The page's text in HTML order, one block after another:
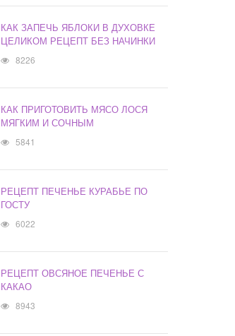
КАК ЗАПЕЧЬ ЯБЛОКИ В ДУХОВКЕ
ЦЕЛИКОМ РЕЦЕПТ БЕЗ НАЧИНКИ
8226
КАК ПРИГОТОВИТЬ МЯСО ЛОСЯ
МЯГКИМ И СОЧНЫМ
5841
РЕЦЕПТ ПЕЧЕНЬЕ КУРАБЬЕ ПО
ГОСТУ
6022
РЕЦЕПТ ОВСЯНОЕ ПЕЧЕНЬЕ С
КАКАО
8943